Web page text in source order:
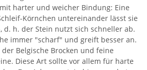
harter und weicher Bindung: Eine
Körnchen untereinander lässt sie
d. h. der Stein nutzt sich schneller ab.
immer "scharf" und greift besser an.
Belgische Brocken und feine
Diese Art sollte vor allem für harte